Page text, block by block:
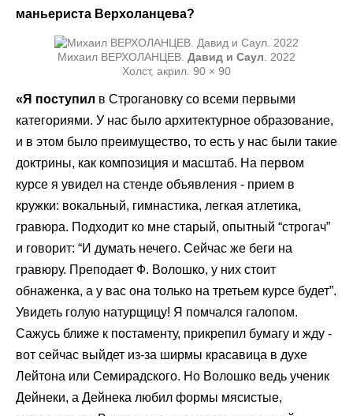
маньериста Верхоланцева?
Михаил ВЕРХОЛАНЦЕВ. Давид и Саул. 2022
Холст, акрил. 90 × 90
«Я поступил в Строгановку со всеми первыми
категориями. У нас было архитектурное образование,
и в этом было преимущество, то есть у нас были такие
доктрины, как композиция и масштаб. На первом
курсе я увидел на стенде объявления - прием в
кружки: вокальный, гимнастика, легкая атлетика,
гравюра. Подходит ко мне старый, опытный “строгач”
и говорит: “И думать нечего. Сейчас же беги на
гравюру. Преподает Ф. Волошко, у них стоит
обнаженка, а у вас она только на третьем курсе будет”.
Увидеть голую натурщицу! Я помчался галопом.
Сажусь ближе к постаменту, прикрепил бумагу и жду -
вот сейчас выйдет из-за ширмы красавица в духе
Лейтона или Семирадского. Но Волошко ведь ученик
Дейнеки, а Дейнека любил формы мясистые,